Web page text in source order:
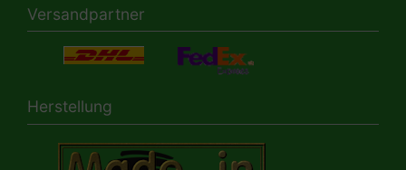
Versandpartner
Herstellung